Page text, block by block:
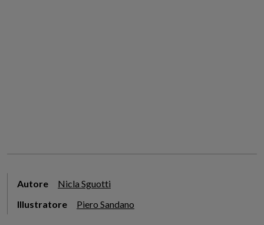
Autore
Nicla Sguotti
Illustratore
Piero Sandano